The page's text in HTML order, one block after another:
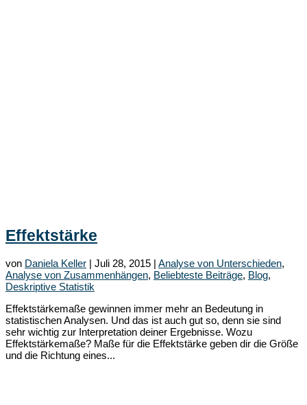
Effektstärke
von Daniela Keller | Juli 28, 2015 | Analyse von Unterschieden,
Analyse von Zusammenhängen, Beliebteste Beiträge, Blog,
Deskriptive Statistik
Effektstärkemaße gewinnen immer mehr an Bedeutung in
statistischen Analysen. Und das ist auch gut so, denn sie sind
sehr wichtig zur Interpretation deiner Ergebnisse. Wozu
Effektstärkemaße? Maße für die Effektstärke geben dir die Größe
und die Richtung eines...